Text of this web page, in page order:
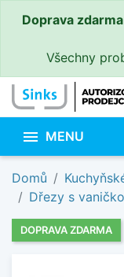
Doprava
Všechny
 MENU
Domů
Dřezy s
DOPRAVA ZDARMA